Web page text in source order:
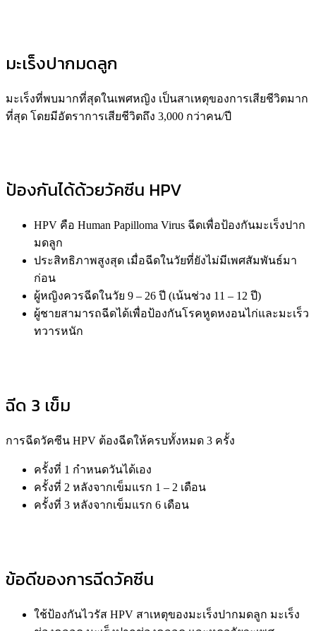
มะเร็งปากมดลูก
มะเร็งที่พบมากที่สุดในเพศหญิง เป็นสาเหตุของการเสียชีวิตมาก
ที่สุด โดยมีอัตราการเสียชีวิตถึง 3,000 กว่าคน/ปี
ป้องกันได้ด้วยวัคซีน HPV
HPV คือ Human Papilloma Virus ฉีดเพื่อป้องกันมะเร็งปาก
มดลูก
ประสิทธิภาพสูงสุด เมื่อฉีดในวัยที่ยังไม่มีเพศสัมพันธ์มา
ก่อน
ผู้หญิงควรฉีดในวัย 9 – 26 ปี (เน้นช่วง 11 – 12 ปี)
ผู้ชายสามารถฉีดได้เพื่อป้องกันโรคหูดหงอนไก่และมะเร็ว
ทวารหนัก
ฉีด 3 เข็ม
การฉีดวัคซีน HPV ต้องฉีดให้ครบทั้งหมด 3 ครั้ง
ครั้งที่ 1 กำหนดวันได้เอง
ครั้งที่ 2 หลังจากเข็มแรก 1 – 2 เดือน
ครั้งที่ 3 หลังจากเข็มแรก 6 เดือน
ข้อดีของการฉีดวัคซีน
ใช้ป้องกันไวรัส HPV สาเหตุของมะเร็งปากมดลูก มะเร็ง